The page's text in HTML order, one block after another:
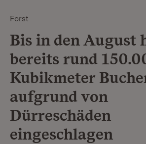
Forst
Bis in den August
bereits rund
Kubikmeter
aufgrund von
Dürreschäden
eingeschlagen